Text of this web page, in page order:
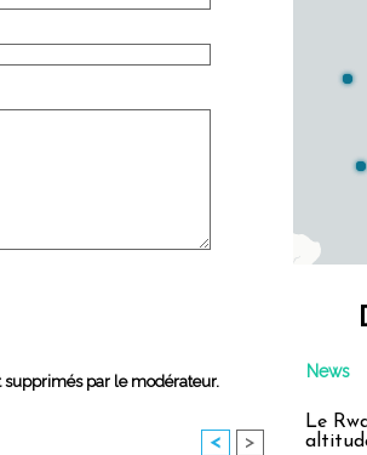
supprimés par le modérateur.
< >
News
Le